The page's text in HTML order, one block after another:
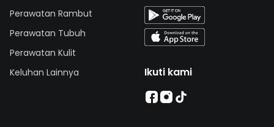
Perawatan Rambut
Perawatan Tubuh
Perawatan Kulit
Keluhan Lainnya
Ikuti kami